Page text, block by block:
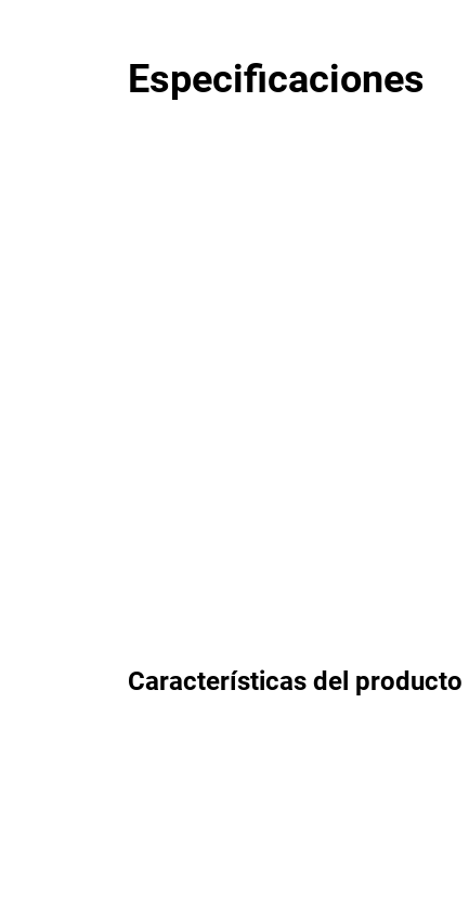
Especificaciones
Características del producto